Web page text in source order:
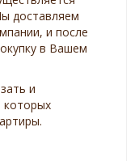
доставляем
и после
в Вашем
и
которых